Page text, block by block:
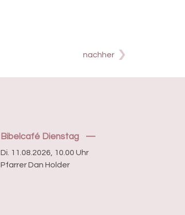
nachher
Bibelcafé Dienstag
Di. 11.08.2026, 10.00 Uhr
Pfarrer Dan Holder